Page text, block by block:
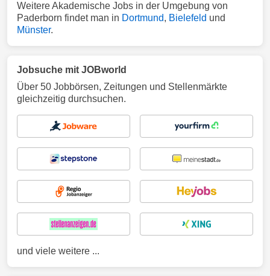
Weitere Akademische Jobs in der Umgebung von
Paderborn findet man in Dortmund, Bielefeld und
Münster.
Jobsuche mit JOBworld
Über 50 Jobbörsen, Zeitungen und Stellenmärkte
gleichzeitig durchsuchen.
und viele weitere ...